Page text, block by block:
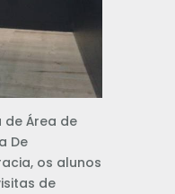
Área de
De
os alunos
de